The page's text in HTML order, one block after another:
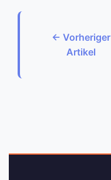
← Vorheriger
Artikel